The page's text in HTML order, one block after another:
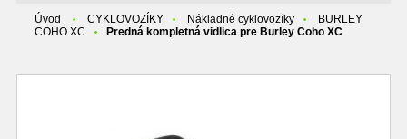
Úvod CYKLOVOZÍKY Nákladné cyklovozíky
BURLEY
COHO XC
Predná kompletná vidlica pre Burley Coho XC